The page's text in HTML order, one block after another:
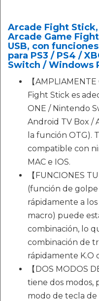
Arcade Fight
Arcade Game
USB, con
para PS3 / PS4 /
Switch / Windows
【
Fight Stick es
ONE / Nintendo
Android TV Box /
la función OTG).
compatible con
MAC e IOS.
【FUNCIONES
(función de
rápidamente a
macro) puede
combinación, lo
combinación de
rápidamente K.O
【DOS MODOS
tiene dos modos,
modo de tecla de